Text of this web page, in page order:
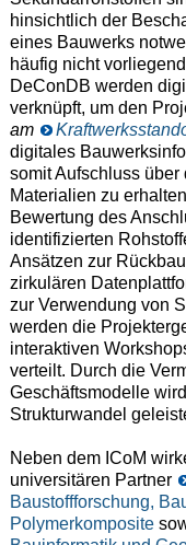
hinsichtlich der
eines Bauwerks
häufig nicht
DeConDB werden
verknüpft, um den
am
digitales
somit Aufschluss
Materialien zu
Bewertung des
identifizierten
Ansätzen zur
zirkulären
zur Verwendung von
werden die
interaktiven
verteilt. Durch die
Geschäftsmodelle
Strukturwandel
Neben dem ICoM
universitären Partner
Baustoffforschung,
Polymerkomposite